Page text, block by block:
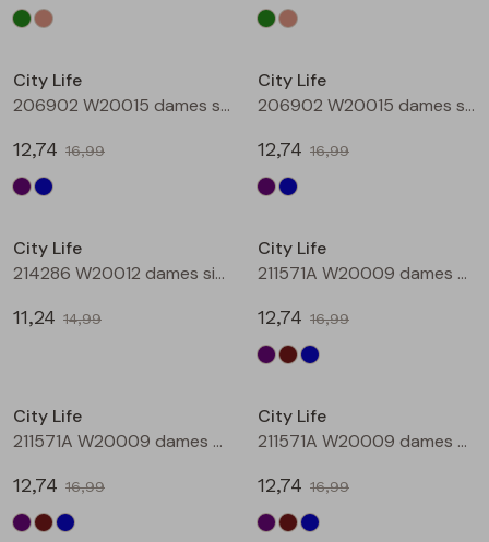
Bermuda's
City Life
206902 W20015 dames singlet Aubergine
12,74 16,99
City Life
206902 W20015 dames singlet Petrol
12,74 16,99
City Life
214286 W20012 dames singlet Petrol
11,24 14,99
City Life
211571A W20009 dames T-shirt km Aubergine
12,74 16,99
City Life
211571A W20009 dames T-shirt km Bruin
12,74 16,99
City Life
211571A W20009 dames T-shirt km Petrol
12,74 16,99